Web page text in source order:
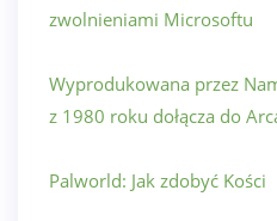
zwolnieniami Microsoftu
Wyprodukowana przez
z 1980 roku dołącza do
Palworld: Jak zdobyć Kości